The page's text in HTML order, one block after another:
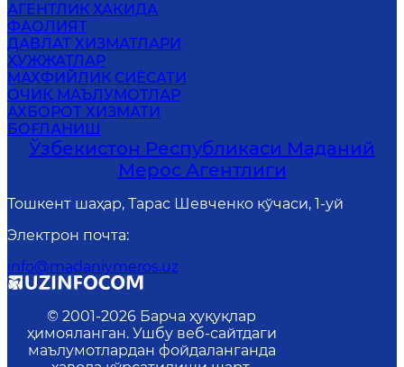
АГЕНТЛИК ҲАҚИДА
ФАОЛИЯТ
ДАВЛАТ ХИЗМАТЛАРИ
ҲУЖЖАТЛАР
MАХФИЙЛИК СИЁСАТИ
ОЧИҚ МАЪЛУМОТЛАР
АХБОРОТ ХИЗМАТИ
БОҒЛАНИШ
Ўзбекистон Республикаси Маданий
Мерос Агентлиги
Тошкент шаҳар, Тарас Шевченко кўчаси, 1-уй
Электрон почта:
info@madaniymeros.uz
© 2001-2026 Барча ҳуқуқлар
ҳимояланган. Ушбу веб-сайтдаги
маълумотлардан фойдаланганда